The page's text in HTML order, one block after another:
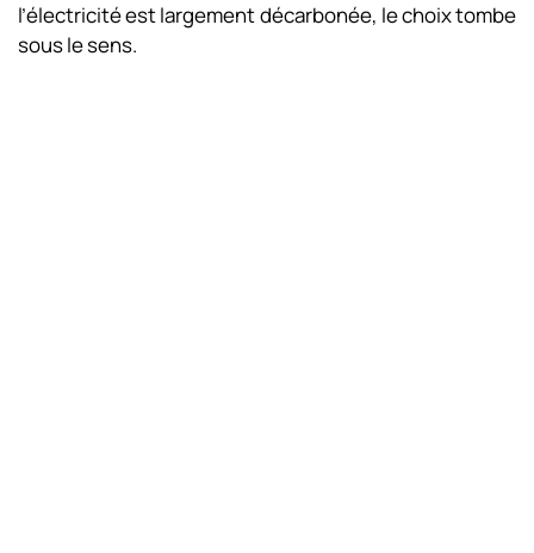
l’électricité est largement décarbonée, le choix tombe
sous le sens.